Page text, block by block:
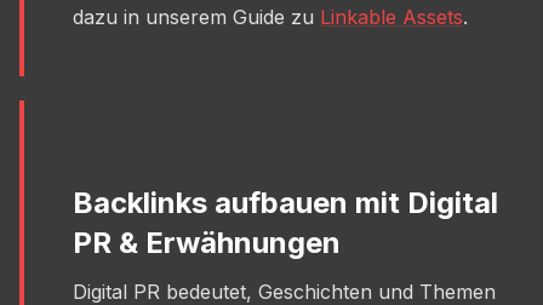
dazu in unserem Guide zu Linkable Assets.
Backlinks aufbauen mit Digital
PR & Erwähnungen
Digital PR bedeutet, Geschichten und Themen